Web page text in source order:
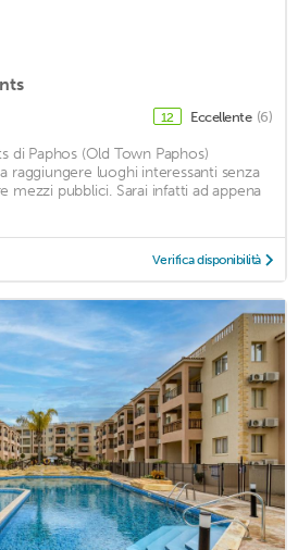
12 Eccellente (6)
di Paphos (Old Town Paphos)
raggiungere luoghi interessanti senza
mezzi pubblici. Sarai infatti ad appena
Verifica disponibilità